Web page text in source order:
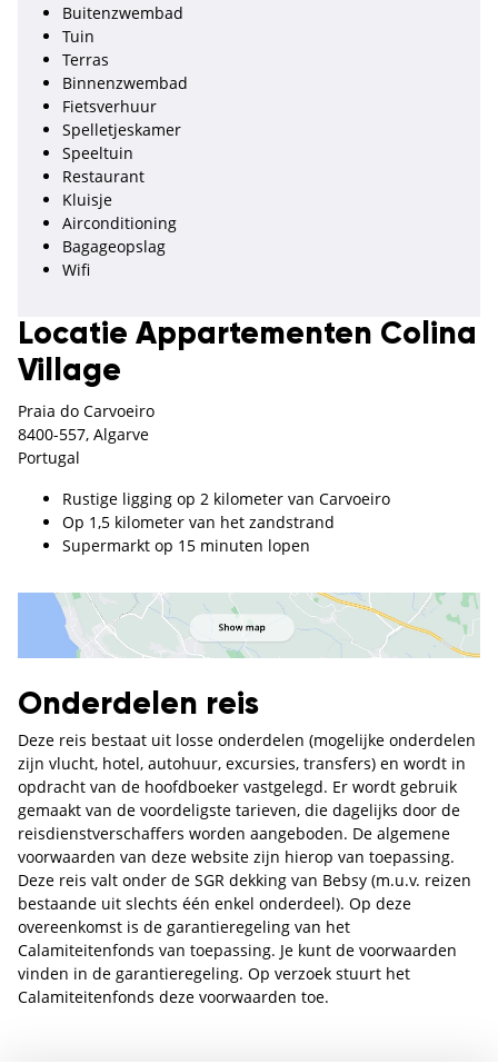
Buitenzwembad
Tuin
Terras
Binnenzwembad
Fietsverhuur
Spelletjeskamer
Speeltuin
Restaurant
Kluisje
Airconditioning
Bagageopslag
Wifi
Locatie Appartementen Colina
Village
Praia do Carvoeiro
8400-557, Algarve
Portugal
Rustige ligging op 2 kilometer van Carvoeiro
Op 1,5 kilometer van het zandstrand
Supermarkt op 15 minuten lopen
Onderdelen reis
Deze reis bestaat uit losse onderdelen (mogelijke onderdelen
zijn vlucht, hotel, autohuur, excursies, transfers) en wordt in
opdracht van de hoofdboeker vastgelegd. Er wordt gebruik
gemaakt van de voordeligste tarieven, die dagelijks door de
reisdienstverschaffers worden aangeboden. De algemene
voorwaarden van deze website zijn hierop van toepassing.
Deze reis valt onder de SGR dekking van Bebsy (m.u.v. reizen
bestaande uit slechts één enkel onderdeel). Op deze
overeenkomst is de garantieregeling van het
Calamiteitenfonds van toepassing. Je kunt de voorwaarden
vinden in de garantieregeling. Op verzoek stuurt het
Calamiteitenfonds deze voorwaarden toe.